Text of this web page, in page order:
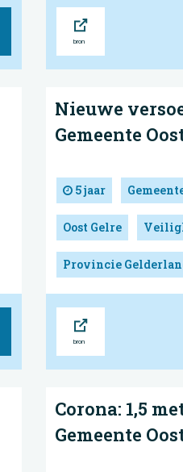
Nieuwe
Gemeente
5 jaar
Oost Gelre
Provincie
Corona: 1,5
Gemeente